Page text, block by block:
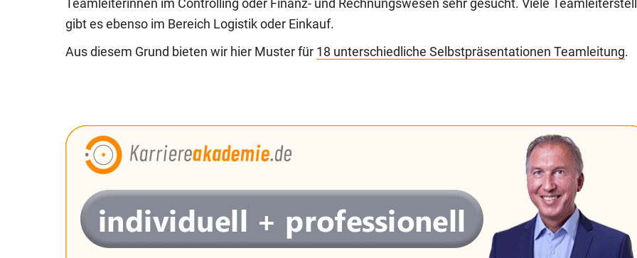
Teamleiterinnen im Controlling oder Finanz- und Rechnungswesen sehr gesucht. Viele
gibt es ebenso im Bereich Logistik oder Einkauf.
Aus diesem Grund bieten wir hier Muster für 18 unterschiedliche Selbstpräsentationen Teamleitung.